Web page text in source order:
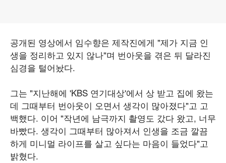
공개된 영상에서 임수향은 제작진에게 "제가 지금 인
생을 정리하고 있지 않나"며 번아웃을 겪은 뒤 달라진
심경을 털어놨다.
그는 "지난해에 'KBS 연기대상'에서 상 받고 집에 왔는
데 그때부터 번아웃이 오면서 생각이 많아졌다"고 고
백했다. 이어 "작년에 남극까지 촬영도 갔다 왔고, 너무
바빴다. 생각이 그때부터 많아져서 인생을 조금 깔끔
하게 미니멀 라이프를 살고 싶다는 마음이 들었다"고
밝혔다.